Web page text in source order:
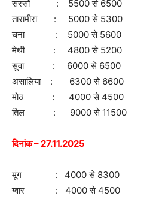
सरसों : 5500 से 6500
तारामीरा : 5000 से 5300
चना : 5000 से 5600
मेथी : 4800 से 5200
सुवा : 6000 से 6500
असालिया : 6300 से 6600
मोठ : 4000 से 4500
तिल : 9000 से 11500
दिनांक – 27.11.2025
मूंग : 4000 से 8300
ग्वार : 4000 से 4500